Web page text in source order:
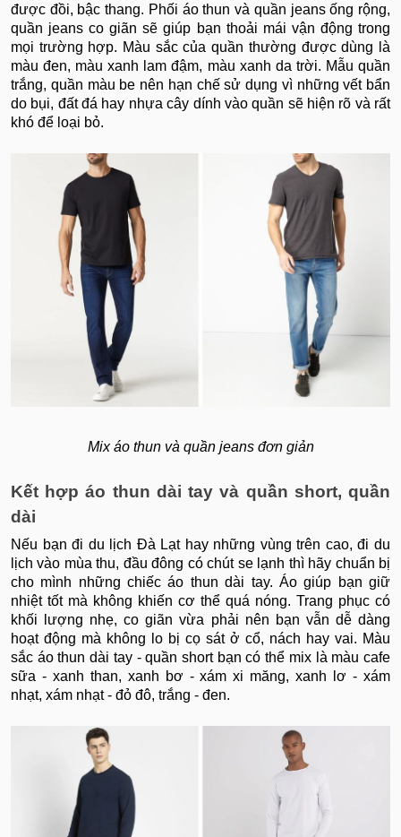
được đồi, bậc thang. Phối áo thun và quần jeans ống rộng,
quần jeans co giãn sẽ giúp bạn thoải mái vận động trong
mọi trường hợp. Màu sắc của quần thường được dùng là
màu đen, màu xanh lam đậm, màu xanh da trời. Mẫu quần
trắng, quần màu be nên hạn chế sử dụng vì những vết bẩn
do bụi, đất đá hay nhựa cây dính vào quần sẽ hiện rõ và rất
khó để loại bỏ.
Mix áo thun và quần jeans đơn giản
Kết hợp áo thun dài tay và quần short, quần
dài
Nếu bạn đi du lịch Đà Lạt hay những vùng trên cao, đi du
lịch vào mùa thu, đầu đông có chút se lạnh thì hãy chuẩn bị
cho mình những chiếc áo thun dài tay. Áo giúp bạn giữ
nhiệt tốt mà không khiến cơ thể quá nóng. Trang phục có
khối lượng nhẹ, co giãn vừa phải nên bạn vẫn dễ dàng
hoạt động mà không lo bị cọ sát ở cổ, nách hay vai. Màu
sắc áo thun dài tay - quần short bạn có thể mix là màu cafe
sữa - xanh than, xanh bơ - xám xi măng, xanh lơ - xám
nhạt, xám nhạt - đỏ đô, trắng - đen.